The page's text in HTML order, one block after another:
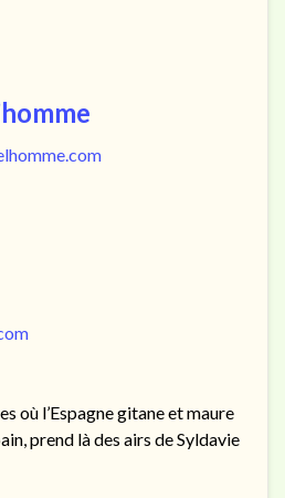
où l’Espagne gitane et maure
prend là des airs de Syldavie